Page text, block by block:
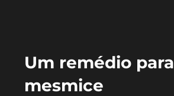
Um remédio para
mesmice